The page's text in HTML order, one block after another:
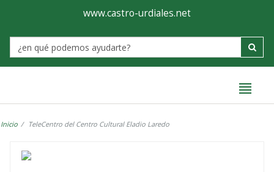
Ayuntamiento
de
Castro-
www.castro-urdiales.net
Label
Inicio TeleCentro del Centro Cultural Eladio Laredo